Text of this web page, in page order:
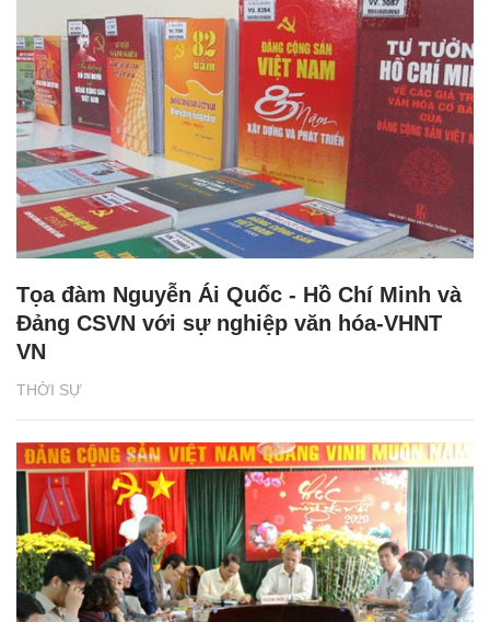
THỜI SỰ
Tọa đàm Nguyễn Ái Quốc - Hồ Chí Minh và
Đảng CSVN với sự nghiệp văn hóa-VHNT
VN